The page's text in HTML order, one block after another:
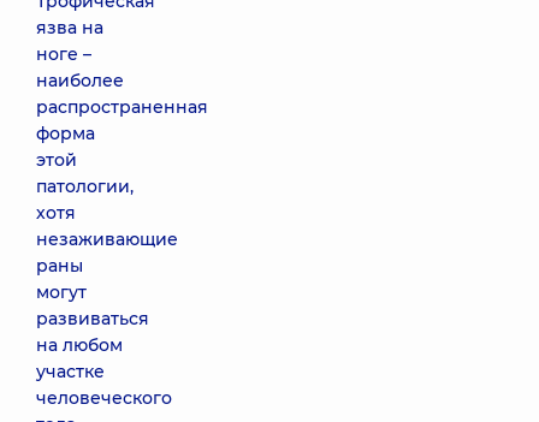
язва на
ноге –
наиболее
распространенная
форма
этой
патологии,
хотя
незаживающие
раны
могут
развиваться
на любом
участке
человеческого